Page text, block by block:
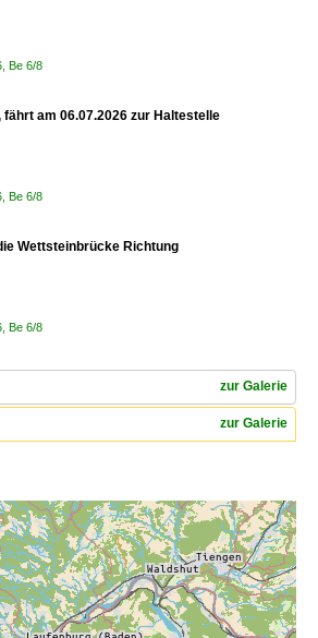
Be 6/8
am 06.07.2026 zur Haltestelle
Be 6/8
Wettsteinbrücke Richtung
Be 6/8
zur Galerie
zur Galerie